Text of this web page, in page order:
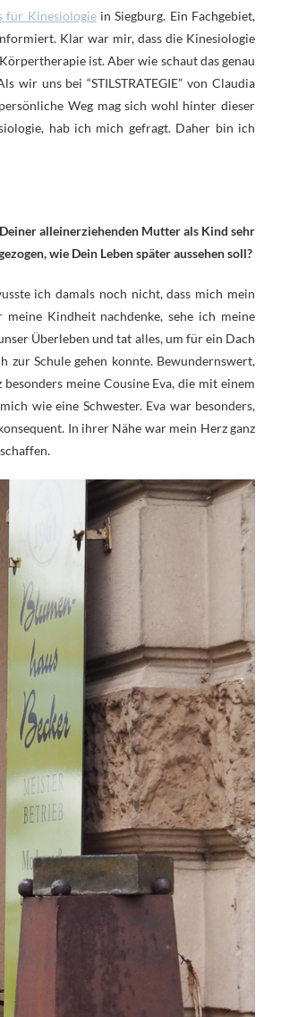
für Kinesiologiein Siegburg. Ein Fachgebiet,
Klar war mir, dass die Kinesiologie
ist. Aber wie schaut das genau
wir uns bei “STILSTRATEGIE” von Claudia
Weg mag sich wohl hinter dieser
hab ich mich gefragt. Daher bin ich
alleinerziehenden Mutter als Kind sehr
wie Dein Leben später aussehen soll?
ich damals noch nicht, dass mich mein
Kindheit nachdenke, sehe ich meine
Überleben und tat alles, um für ein Dach
zur Schule gehen konnte. Bewundernswert,
meine Cousine Eva, die mit einem
wie eine Schwester. Eva war besonders,
In ihrer Nähe war mein Herz ganz